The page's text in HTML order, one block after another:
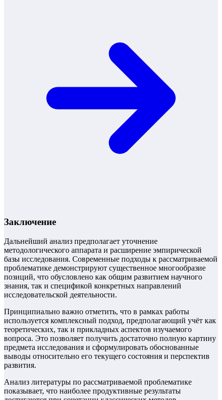
Заключение
Дальнейший анализ предполагает уточнение
методологического аппарата и расширение эмпирической
базы исследования. Современные подходы к рассматриваемой
проблематике демонстрируют существенное многообразие
позиций, что обусловлено как общим развитием научного
знания, так и спецификой конкретных направлений
исследовательской деятельности.
Принципиально важно отметить, что в рамках работы
используется комплексный подход, предполагающий учёт как
теоретических, так и прикладных аспектов изучаемого
вопроса. Это позволяет получить достаточно полную картину
предмета исследования и сформулировать обоснованные
выводы относительно его текущего состояния и перспектив
развития.
Анализ литературы по рассматриваемой проблематике
показывает, что наиболее продуктивные результаты